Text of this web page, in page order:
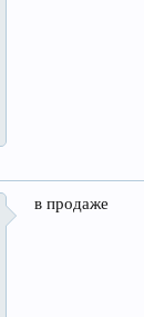
в продаже